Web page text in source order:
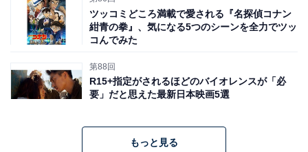
ツッコミどころ満載で愛される『名探偵コナン
紺青の拳』、気になる5つのシーンを全力でツッ
コんでみた
第88回
R15+指定がされるほどのバイオレンスが「必
要」だと思えた最新日本映画5選
もっと見る